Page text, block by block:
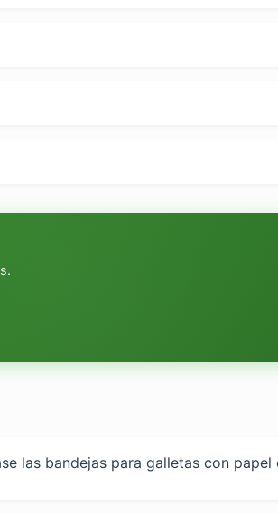
las bandejas para galletas con